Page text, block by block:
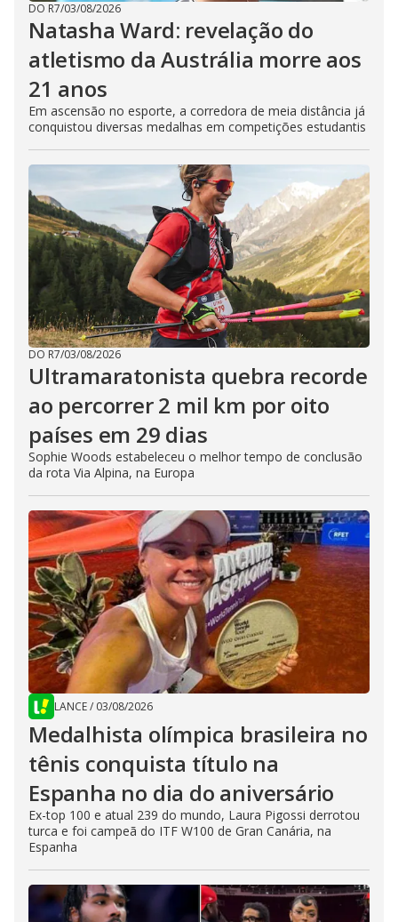
DO R7/03/08/2026
Natasha Ward: revelação do
atletismo da Austrália morre aos
21 anos
Em ascensão no esporte, a corredora de meia distância já
conquistou diversas medalhas em competições estudantis
DO R7/03/08/2026
Ultramaratonista quebra recorde
ao percorrer 2 mil km por oito
países em 29 dias
Sophie Woods estabeleceu o melhor tempo de conclusão
da rota Via Alpina, na Europa
LANCE/ 03/08/2026
Medalhista olímpica brasileira no
tênis conquista título na
Espanha no dia do aniversário
Ex-top 100 e atual 239 do mundo, Laura Pigossi derrotou
turca e foi campeã do ITF W100 de Gran Canária, na
Espanha